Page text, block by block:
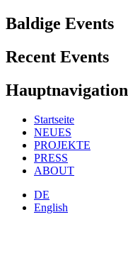
Baldige Events
Recent Events
Hauptnavigation
Startseite
NEUES
PROJEKTE
PRESS
ABOUT
DE
English